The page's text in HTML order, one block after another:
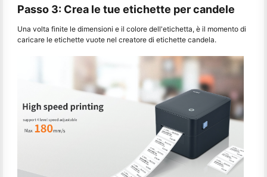
Passo 3: Crea le tue etichette per candele
Una volta finite le dimensioni e il colore dell'etichetta, è il momento di
caricare le etichette vuote nel creatore di etichette candela.